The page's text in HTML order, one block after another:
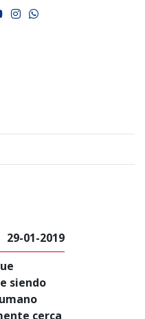
youtube
instagram
whatsapp
29-01-2019
siendo
cerca